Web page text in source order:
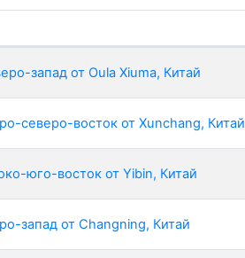
запад от Oula Xiuma, Китай
северо-восток от Xunchang, Китай
юго-восток от Yibin, Китай
запад от Changning, Китай